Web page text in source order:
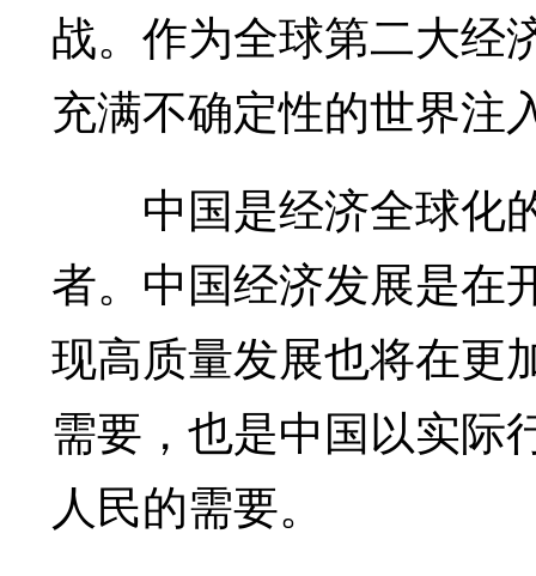
战。作为全球第二大经
充满不确定性的世界注
中国是经济全球化
者。中国经济发展是在
现高质量发展也将在更
需要，也是中国以实际
人民的需要。